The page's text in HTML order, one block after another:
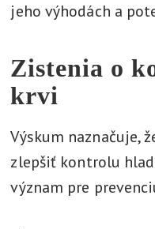
jeho výhodách a
Zistenia o
krvi
Výskum naznačuje,
zlepšiť kontrolu
význam pre